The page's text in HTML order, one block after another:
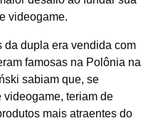
videogame.
da dupla era vendida com
famosas na Polônia na
sabiam que, se
teriam de
mais atraentes do